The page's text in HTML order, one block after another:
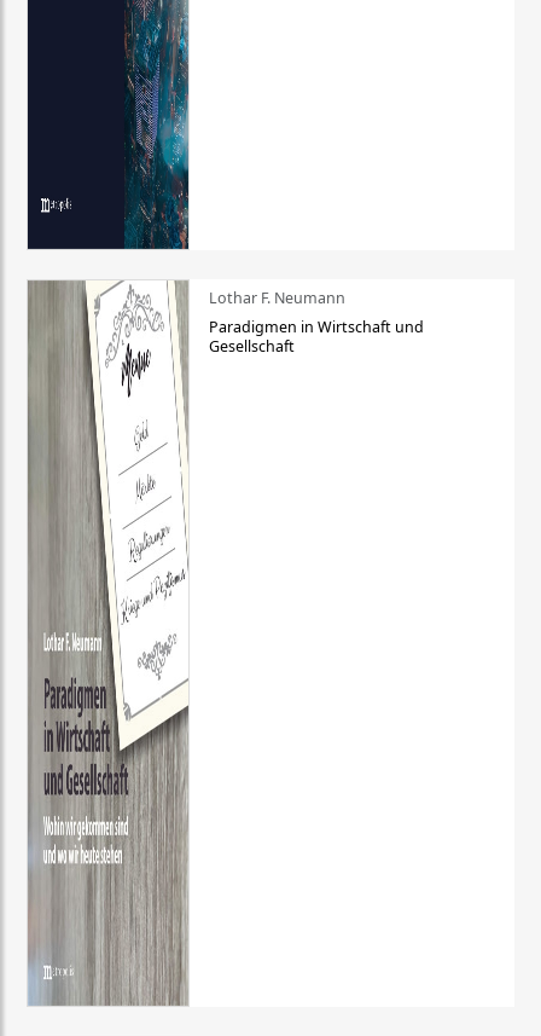
Lothar F. Neumann
Paradigmen in Wirtschaft und
Gesellschaft